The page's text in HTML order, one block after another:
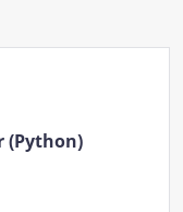
(Python)